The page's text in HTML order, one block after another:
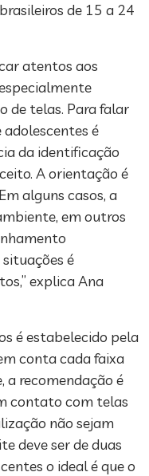
de 15 a 24
atentos aos
de telas. Para falar
adolescentes é
da identificação
A orientação é
alguns casos, a
em outros
é
explica Ana
é estabelecido pela
conta cada faixa
a recomendação é
contato com telas
não sejam
deve ser de duas
o ideal é que o